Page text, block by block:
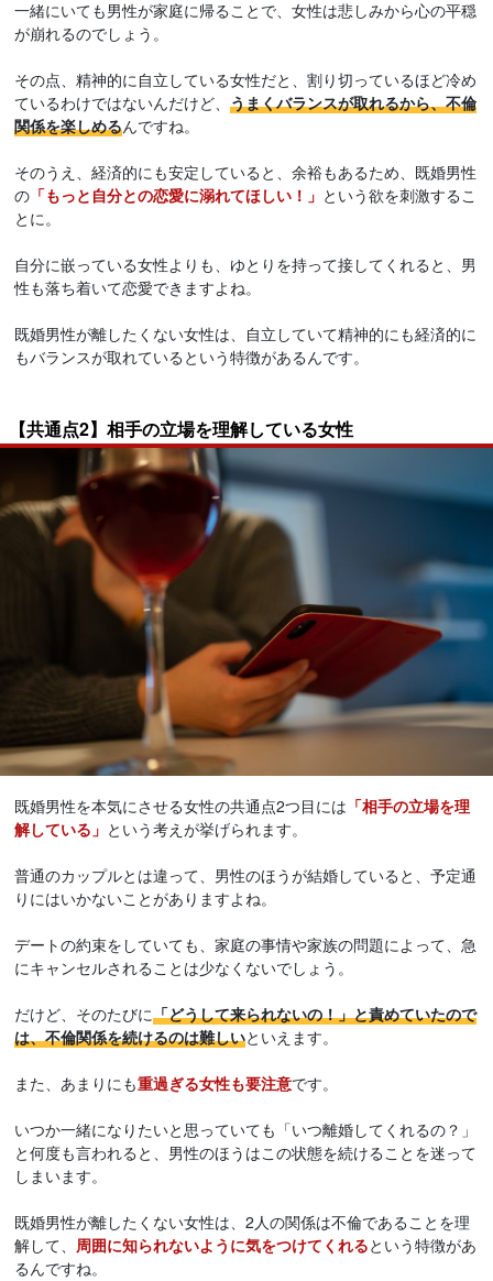
一緒にいても男性が家庭に帰ることで、女性は悲しみから心の平穏
が崩れるのでしょう。
その点、精神的に自立している女性だと、割り切っているほど冷め
ているわけではないんだけど、うまくバランスが取れるから、不倫
関係を楽しめるんですね。
そのうえ、経済的にも安定していると、余裕もあるため、既婚男性
の 「もっと自分との恋愛に溺れてほしい！」 という欲を刺激するこ
とに。
自分に嵌っている女性よりも、ゆとりを持って接してくれると、男
性も落ち着いて恋愛できますよね。
既婚男性が離したくない女性は、自立していて精神的にも経済的に
もバランスが取れているという特徴があるんです。
【共通点2】相手の立場を理解している女性
既婚男性を本気にさせる女性の共通点2つ目には 「相手の立場を理
解している」 という考えが挙げられます。
普通のカップルとは違って、男性のほうが結婚していると、予定通
りにはいかないことがありますよね。
デートの約束をしていても、家庭の事情や家族の問題によって、急
にキャンセルされることは少なくないでしょう。
だけど、そのたびに「どうして来られないの！」と責めていたので
は、不倫関係を続けるのは難しいといえます。
また、あまりにも重過ぎる女性も要注意です。
いつか一緒になりたいと思っていても「いつ離婚してくれるの？」
と何度も言われると、男性のほうはこの状態を続けることを迷って
しまいます。
既婚男性が離したくない女性は、2人の関係は不倫であることを理
解して、 周囲に知られないように気をつけてくれるという特徴があ
るんですね。